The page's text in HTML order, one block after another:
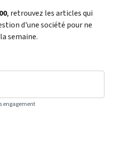
, retrouvez les articles qui
d'une société pour ne
semaine.
engagement